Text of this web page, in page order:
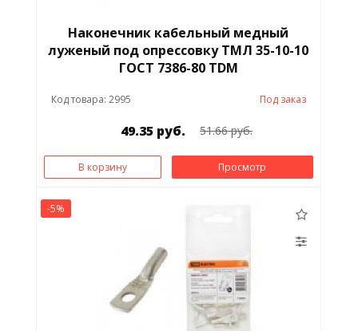
Наконечник кабельный медный
луженый под опрессовку ТМЛ 35-10-10
ГОСТ 7386-80 TDM
Код товара: 2995 Под заказ
49.35 руб. 51.66 руб.
В корзину Просмотр
-5%